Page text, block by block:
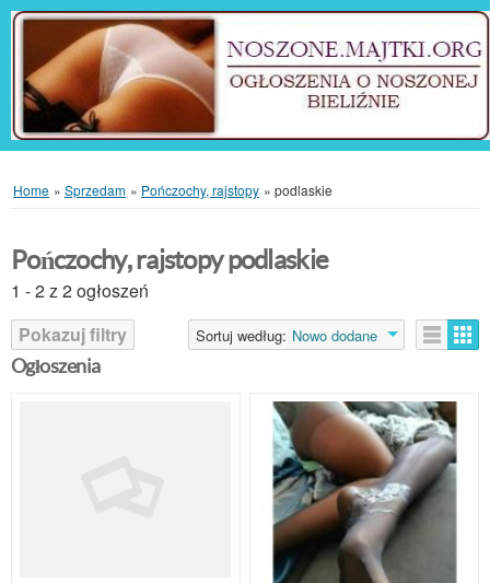
Home » Sprzedam » Pończochy, rajstopy » podlaskie
Pończochy, rajstopy podlaskie
1 - 2 z 2 ogłoszeń
Pokazuj filtry
Sortuj według: Nowo dodane
Ogłoszenia